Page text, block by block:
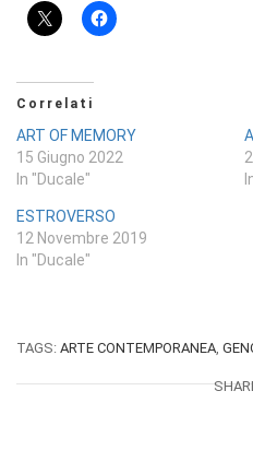
Correlati
ART OF MEMORY
15 Giugno 2022
In "Ducale"
ESTROVERSO
12 Novembre 2019
In "Ducale"
TAGS: ARTE CONTEMPORANEA,